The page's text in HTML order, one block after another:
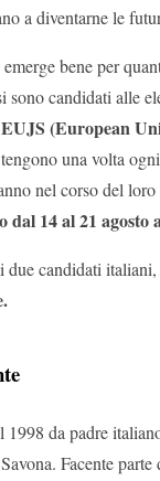
a diventarne le
bene per
sono candidati alle
EUJS (European
una volta
nel corso del
dal 14 al 21 agosto
due candidati italiani,
da padre
Facente